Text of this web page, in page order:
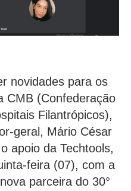
novidades para os
CMB (Confederação
Filantrópicos),
geral, Mário César
apoio da Techtools,
feira (07), com a
parceira do 30°